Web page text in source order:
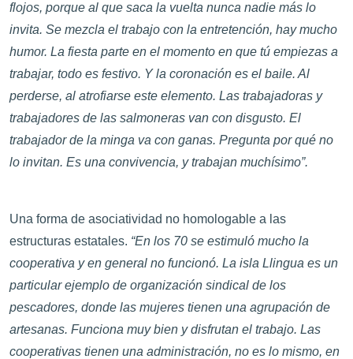
flojos, porque al que saca la vuelta nunca nadie más lo
invita. Se mezcla el trabajo con la entretención, hay mucho
humor. La fiesta parte en el momento en que tú empiezas a
trabajar, todo es festivo. Y la coronación es el baile. Al
perderse, al atrofiarse este elemento. Las trabajadoras y
trabajadores de las salmoneras van con disgusto. El
trabajador de la minga va con ganas. Pregunta por qué no
lo invitan. Es una convivencia, y trabajan muchísimo”.
Una forma de asociatividad no homologable a las
estructuras estatales. “En los 70 se estimuló mucho la
cooperativa y en general no funcionó. La isla Llingua es un
particular ejemplo de organización sindical de los
pescadores, donde las mujeres tienen una agrupación de
artesanas. Funciona muy bien y disfrutan el trabajo. Las
cooperativas tienen una administración, no es lo mismo, en